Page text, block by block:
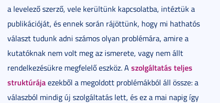
a levelező szerző, vele kerültünk kapcsolatba, intéztük a
publikációját, és ennek során rájöttünk, hogy mi hathatós
választ tudunk adni számos olyan problémára, amire a
kutatóknak nem volt meg az ismerete, vagy nem állt
rendelkezésükre megfelelő eszköz. A szolgáltatás teljes
struktúrájaezekből a megoldott problémákból áll össze: a
válaszból mindig új szolgáltatás lett, és ez a mai napig így